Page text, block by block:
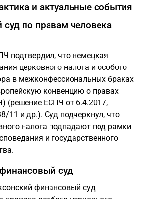
и актуальные события
суд по правам человека
подтвердил, что немецкая
церковного налога и особого
в межконфессиональных браках
конвенцию о правах
(решение ЕСПЧ от 6.4.2017,
11 и др.). Суд подчеркнул, что
налога подпадают под рамки
и государственного
суд
финансовый суд